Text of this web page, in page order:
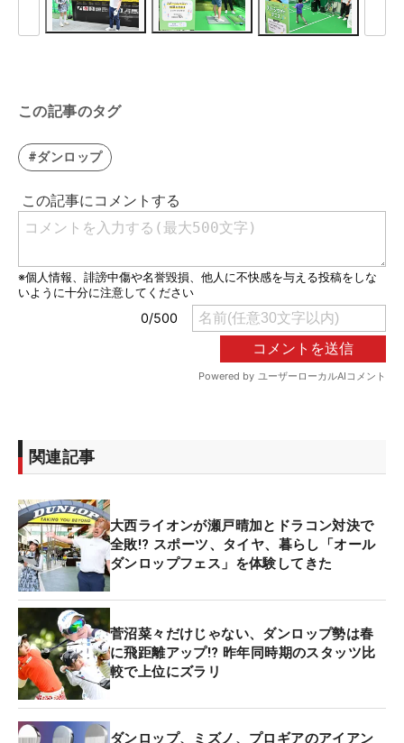
この記事のタグ
#ダンロップ
関連記事
大西ライオンが瀬戸晴加とドラコン対決で
全敗!? スポーツ、タイヤ、暮らし「オール
ダンロップフェス」を体験してきた
菅沼菜々だけじゃない、ダンロップ勢は春
に飛距離アップ!? 昨年同時期のスタッツ比
較で上位にズラリ
ダンロップ、ミズノ、プロギアのアイアン